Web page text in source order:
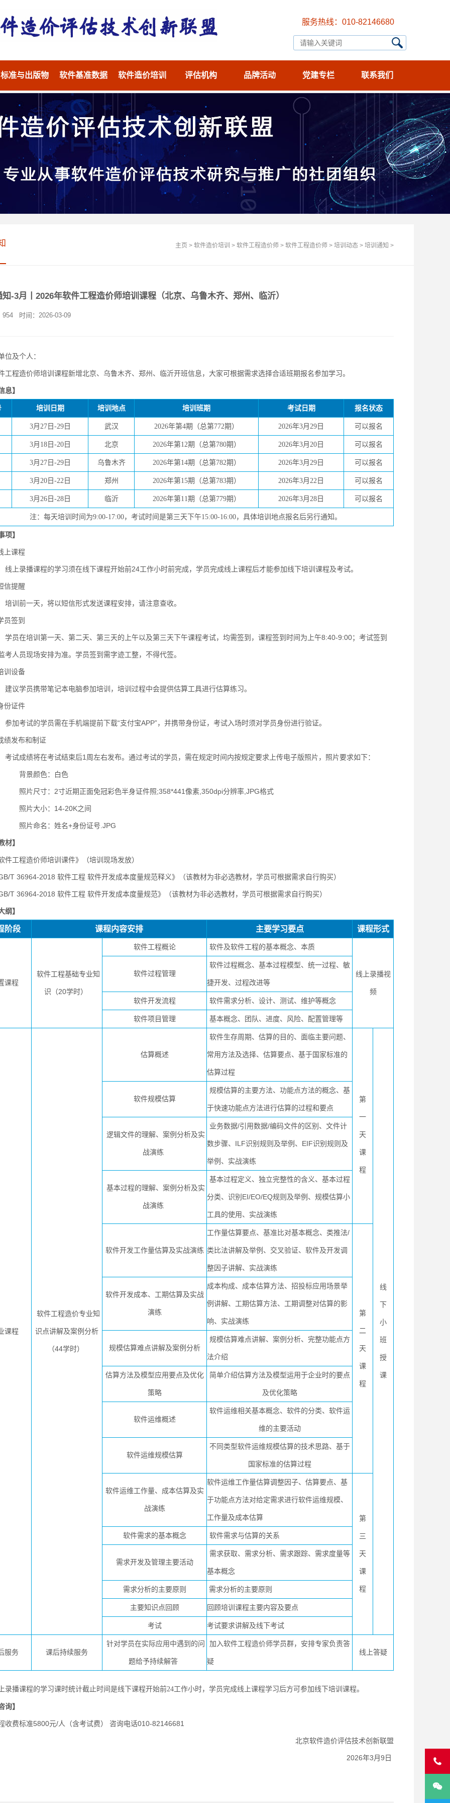
服务热线：010-82146680
标准与出版物 软件基准数据 软件造价培训 评估机构 品牌活动 党建专栏 联系我们
主页 > 软件造价培训 > 软件工程造价师 > 软件工程造价师 > 培训动态 > 培训通知 >
-3月丨2026年软件工程造价师培训课程（北京、乌鲁木齐、郑州、临沂）
954 时间：2026-03-09
位及个人：
造价师培训课程新增北京、乌鲁木齐、郑州、临沂开班信息，大家可根据需求选择合适班期报名参加学习。
息】
培训日期 培训地点 培训班期 考试日期 报名状态
3月27日-29日 武汉 2026年第4期（总第772期） 2026年3月29日 可以报名
3月18日-20日 北京 2026年第12期（总第780期） 2026年3月20日 可以报名
3月27日-29日 乌鲁木齐 2026年第14期（总第782期） 2026年3月29日 可以报名
3月20日-22日 郑州 2026年第15期（总第783期） 2026年3月22日 可以报名
3月26日-28日 临沂 2026年第11期（总第779期） 2026年3月28日 可以报名
注：每天培训时间为9:00-17:00，考试时间是第三天下午15:00-16:00，具体培训地点报名后另行通知。
项】
课程
课程的学习须在线下课程开始前24工作小时前完成，学员完成线上课程后才能参加线下培训课程及考试。
提醒
天，将以短信形式发送课程安排，请注意查收。
签到
训第一天、第二天、第三天的上午以及第三天下午课程考试，均需签到，课程签到时间为上午8:40-9:00；考试签到
考人员现场安排为准。学员签到需字迹工整，不得代签。
设备
携带笔记本电脑参加培训，培训过程中会提供估算工具进行估算练习。
证件
的学员需在手机端提前下载“支付宝APP”，并携带身份证，考试入场时须对学员身份进行验证。
发布和制证
将在考试结束后1周左右发布。通过考试的学员，需在规定时间内按规定要求上传电子版照片，照片要求如下：
颜色：白色
：2寸近期正面免冠彩色半身证件照;358*441像素,350dpi分辨率,JPG格式
小：14-20K之间
名：姓名+身份证号.JPG
材】
程造价师培训课件》（培训现场发放）
36964-2018 软件工程 软件开发成本度量规范释义》（该教材为非必选教材，学员可根据需求自行购买）
36964-2018 软件工程 软件开发成本度量规范》（该教材为非必选教材，学员可根据需求自行购买）
纲】
阶段 课程内容安排 主要学习要点 课程形式
课程
软件工程基础专业知
识（20学时）
软件工程概论 软件及软件工程的基本概念、本质
线上录播视
频
软件过程管理
软件过程概念、基本过程模型、统一过程、敏
捷开发、过程改进等
软件开发流程 软件需求分析、设计、测试、维护等概念
软件项目管理 基本概念、团队、进度、风险、配置管理等
课程
软件工程造价专业知
识点讲解及案例分析
（44学时）
估算概述
软件生存周期、估算的目的、面临主要问题、
常用方法及选择、估算要点、基于国家标准的
估算过程
第
一
天
课
程
线
下
小
班
授
课
软件规模估算
规模估算的主要方法、功能点方法的概念、基
于快速功能点方法进行估算的过程和要点
逻辑文件的理解、案例分析及实
战演练
业务数据/引用数据/编码文件的区别、文件计
数步骤、ILF识别规则及举例、EIF识别规则及
举例、实战演练
基本过程的理解、案例分析及实
战演练
基本过程定义、独立完整性的含义、基本过程
分类、识别EI/EO/EQ规则及举例、规模估算小
工具的使用、实战演练
软件开发工作量估算及实战演练
工作量估算要点、基准比对基本概念、类推法/
类比法讲解及举例、交叉验证、软件及开发调
整因子讲解、实战演练
第
二
天
课
程
软件开发成本、工期估算及实战
演练
成本构成、成本估算方法、招投标应用场景举
例讲解、工期估算方法、工期调整对估算的影
响、实战演练
规模估算难点讲解及案例分析
规模估算难点讲解、案例分析、完整功能点方
法介绍
估算方法及模型应用要点及优化
策略
简单介绍估算方法及模型运用于企业时的要点
及优化策略
软件运维概述
软件运维相关基本概念、软件的分类、软件运
维的主要活动
软件运维规模估算
不同类型软件运维规模估算的技术思路、基于
国家标准的估算过程
软件运维工作量、成本估算及实
战演练
软件运维工作量估算调整因子、估算要点、基
于功能点方法对给定需求进行软件运维规模、
工作量及成本估算 第
三
天
课
程
软件需求的基本概念 软件需求与估算的关系
需求开发及管理主要活动
需求获取、需求分析、需求跟踪、需求度量等
基本概念
需求分析的主要原则 需求分析的主要原则
主要知识点回顾 回顾培训课程主要内容及要点
考试 考试要求讲解及线下考试
服务 课后持续服务
针对学员在实际应用中遇到的问
题给予持续解答
加入软件工程造价师学员群，安排专家负责答
疑
线上答疑
录播课程的学习课时统计截止时间是线下课程开始前24工作小时，学员完成线上课程学习后方可参加线下培训课程。
询】
标准5800元/人（含考试费） 咨询电话010-82146681
北京软件造价评估技术创新联盟
2026年3月9日 
